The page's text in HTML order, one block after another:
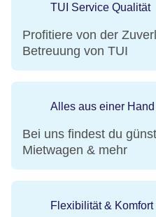
TUI Service Qualität
Profitiere von der
Betreuung von TUI
Alles aus einer Hand
Bei uns findest du
Mietwagen & mehr
Flexibilität & Komfort